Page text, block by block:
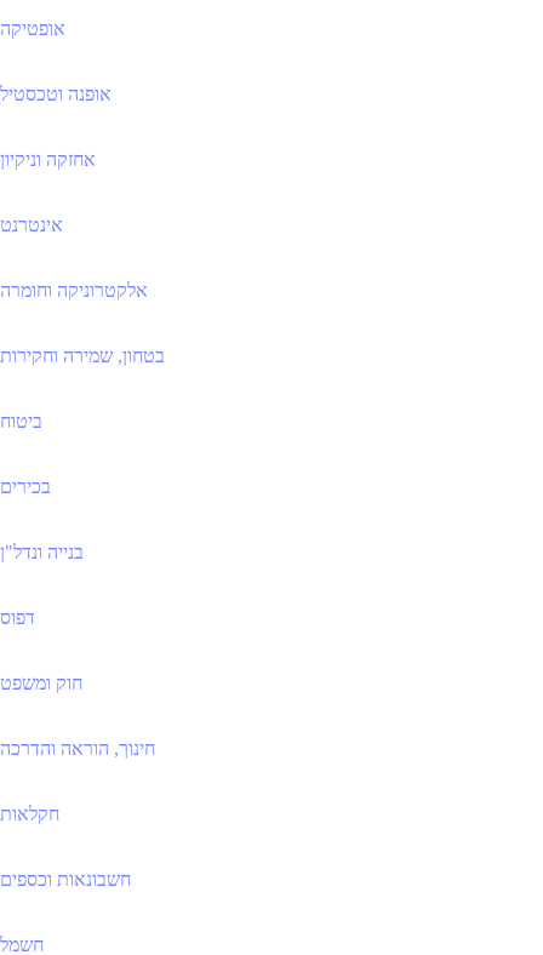
אופטיקה
אופנה וטכסטיל
אחזקה וניקיון
אינטרנט
אלקטרוניקה וחומרה
בטחון, שמירה וחקירות
ביטוח
בכירים
בנייה ונדל"ן
דפוס
חוק ומשפט
חינוך, הוראה והדרכה
חקלאות
חשבונאות וכספים
חשמל